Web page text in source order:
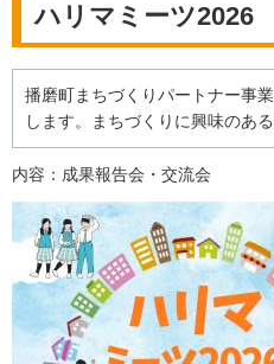
ハリマミーツ2026
播磨町まちづくりパートナー事
します。まちづくりに興味のあ
内容：成果報告会・交流会